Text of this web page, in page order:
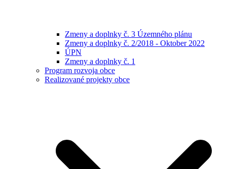
Zmeny a doplnky č. 3 Územného plánu
Zmeny a doplnky č. 2/2018 - Oktober 2022
ÚPN
Zmeny a doplnky č. 1
Program rozvoja obce
Realizované projekty obce